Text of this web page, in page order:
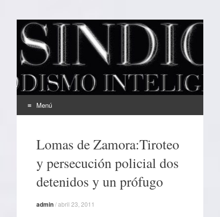
EL SINDICAL
Periodismo Inteligente
Menú
contenidoLomas de Zamora:Tiroteo
y persecución policial dos
detenidos y un prófugo
admin/abril 23, 2011